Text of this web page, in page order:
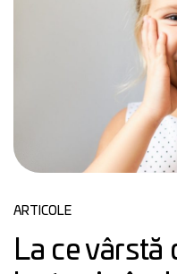
ARTICOLE
La ce vârstă